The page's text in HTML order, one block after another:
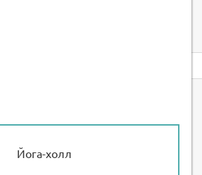
Йога-холл